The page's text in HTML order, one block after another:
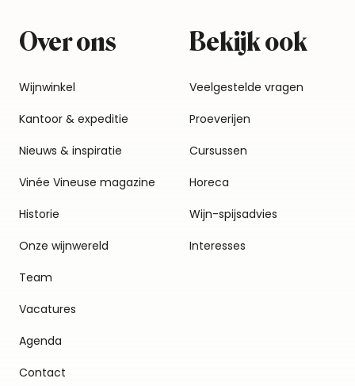
Over ons
Wijnwinkel
Kantoor & expeditie
Nieuws & inspiratie
Vinée Vineuse magazine
Historie
Onze wijnwereld
Team
Vacatures
Agenda
Contact
Bekijk ook
Veelgestelde vragen
Proeverijen
Cursussen
Horeca
Wijn-spijsadvies
Interesses